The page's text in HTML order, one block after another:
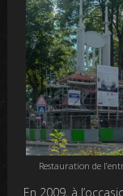
Restauration de
En 2009, à